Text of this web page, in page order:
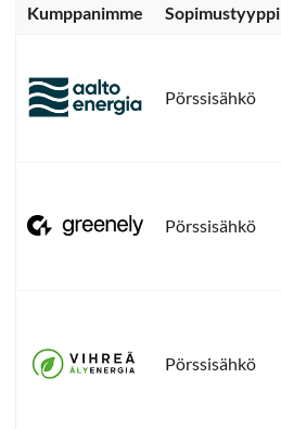
Kumppanimme Sopimustyyppi
Pörssisähkö
Pörssisähkö
Pörssisähkö